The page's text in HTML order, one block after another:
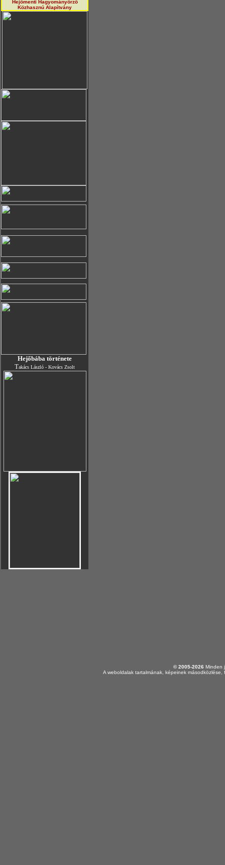
Hejőmenti Hagyományörző
Közhasznú Alapítvány
Hejőbába története
Takács László - Kovács Zsolt
© 2005-2026 Minden
A weboldalak tartalmának, képeinek